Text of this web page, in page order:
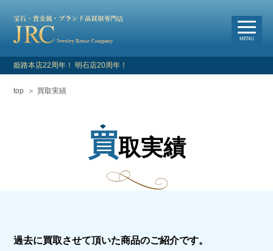
MENU
選べる買取・査定方法
よくあるご質問
姫路本店22周年！ 明石店20周年！
top 買取実績
買取実績
過去に買取させて頂いた商品のご紹介です。